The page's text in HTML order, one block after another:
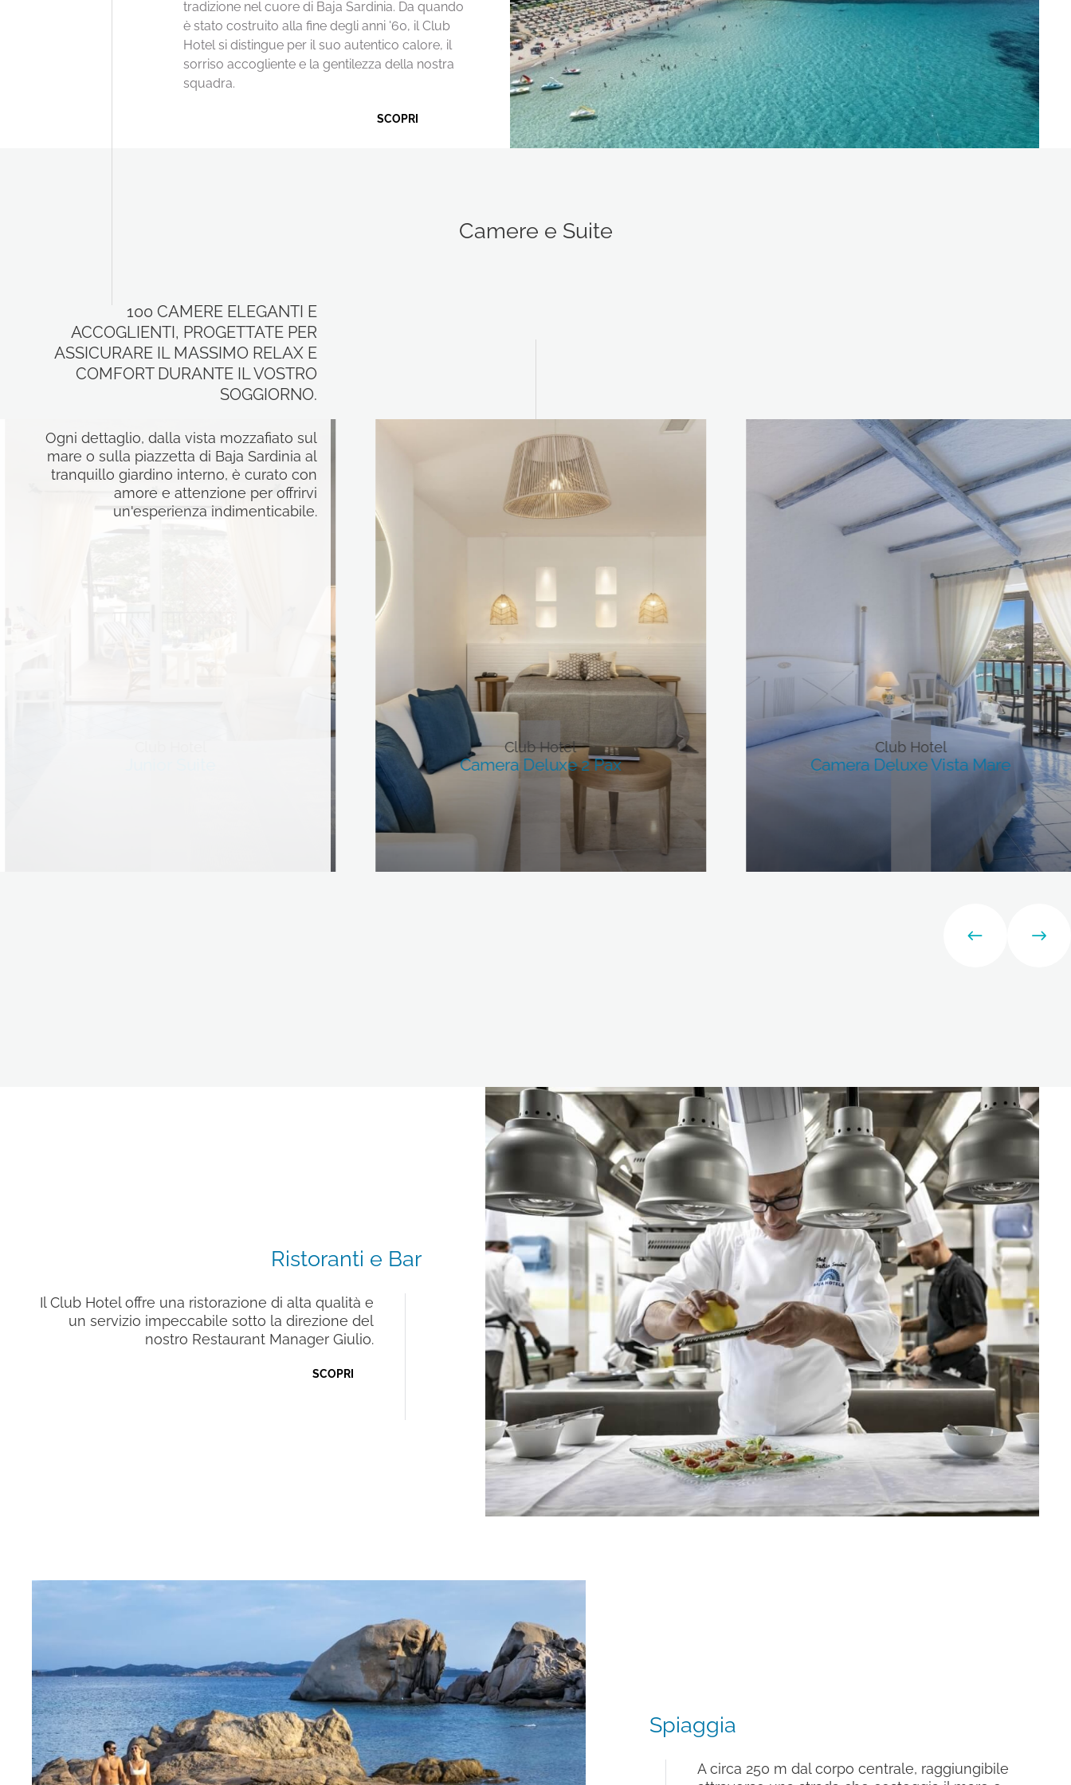
tradizione nel cuore di Baja Sardinia. Da quando
è stato costruito alla fine degli anni '60, il Club
Hotel si distingue per il suo autentico calore, il
sorriso accogliente e la gentilezza della nostra
squadra.
SCOPRI
Camere e Suite
100 CAMERE ELEGANTI E
ACCOGLIENTI, PROGETTATE PER
ASSICURARE IL MASSIMO RELAX E
COMFORT DURANTE IL VOSTRO
SOGGIORNO.
Ogni dettaglio, dalla vista mozzafiato sul
mare o sulla piazzetta di Baja Sardinia al
tranquillo giardino interno, è curato con
amore e attenzione per offrirvi
un'esperienza indimenticabile.
Club Hotel
Camera Deluxe 2 Pax
Club Hotel
Camera Deluxe Vista Mare
Ristoranti e Bar
Il Club Hotel offre una ristorazione di alta qualità e
un servizio impeccabile sotto la direzione del
nostro Restaurant Manager Giulio.
SCOPRI
Spiaggia
A circa 250 m dal corpo centrale, raggiungibile